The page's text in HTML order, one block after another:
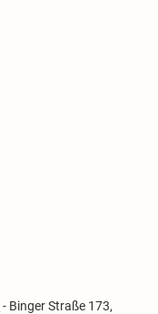
- Binger Straße 173,